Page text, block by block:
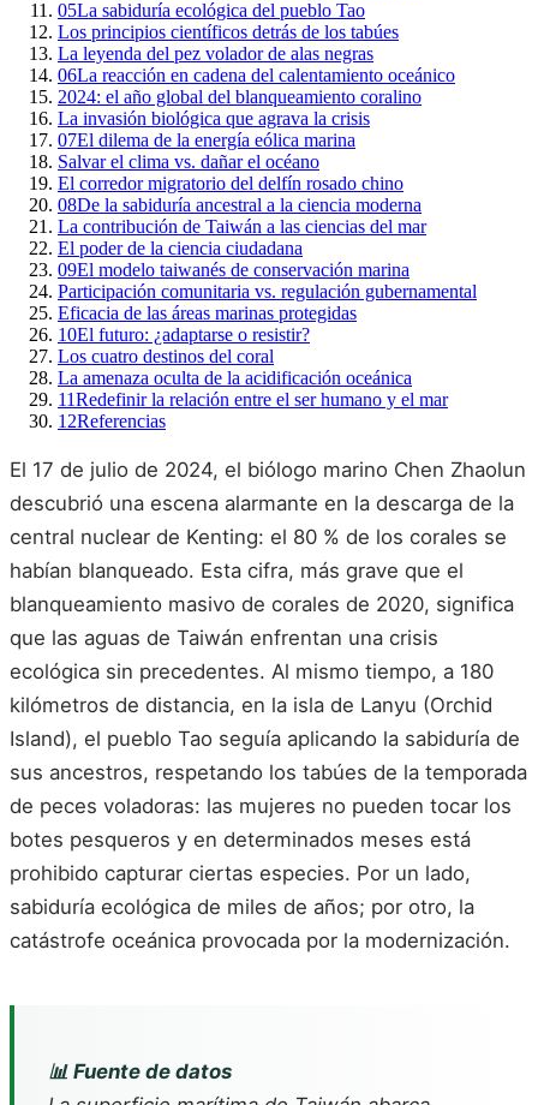
05La sabiduría ecológica del pueblo Tao
Los principios científicos detrás de los tabúes
La leyenda del pez volador de alas negras
06La reacción en cadena del calentamiento oceánico
2024: el año global del blanqueamiento coralino
La invasión biológica que agrava la crisis
07El dilema de la energía eólica marina
Salvar el clima vs. dañar el océano
El corredor migratorio del delfín rosado chino
08De la sabiduría ancestral a la ciencia moderna
La contribución de Taiwán a las ciencias del mar
El poder de la ciencia ciudadana
09El modelo taiwanés de conservación marina
Participación comunitaria vs. regulación gubernamental
Eficacia de las áreas marinas protegidas
10El futuro: ¿adaptarse o resistir?
Los cuatro destinos del coral
La amenaza oculta de la acidificación oceánica
11Redefinir la relación entre el ser humano y el mar
12Referencias
El 17 de julio de 2024, el biólogo marino Chen Zhaolun
descubrió una escena alarmante en la descarga de la
central nuclear de Kenting: el 80 % de los corales se
habían blanqueado. Esta cifra, más grave que el
blanqueamiento masivo de corales de 2020, significa
que las aguas de Taiwán enfrentan una crisis
ecológica sin precedentes. Al mismo tiempo, a 180
kilómetros de distancia, en la isla de Lanyu (Orchid
Island), el pueblo Tao seguía aplicando la sabiduría de
sus ancestros, respetando los tabúes de la temporada
de peces voladoras: las mujeres no pueden tocar los
botes pesqueros y en determinados meses está
prohibido capturar ciertas especies. Por un lado,
sabiduría ecológica de miles de años; por otro, la
catástrofe oceánica provocada por la modernización.
📊 Fuente de datos